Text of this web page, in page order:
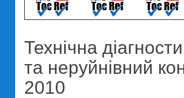
Технічна
та неруйнівний
2010